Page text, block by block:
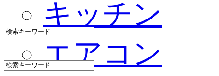
キッチン
エアコン